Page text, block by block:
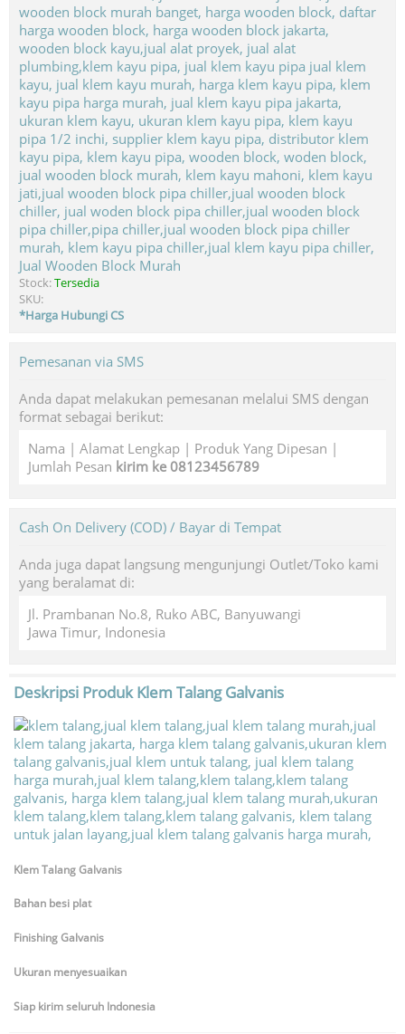
Jual Wooden Block Murah
Stock:Tersedia
SKU:
*Harga Hubungi CS
Pemesanan via SMS
Anda dapat melakukan pemesanan melalui SMS dengan
format sebagai berikut:
Nama | Alamat Lengkap | Produk Yang Dipesan |
Jumlah Pesan kirim ke 08123456789
Cash On Delivery (COD) / Bayar di Tempat
Anda juga dapat langsung mengunjungi Outlet/Toko kami
yang beralamat di:
Jl. Prambanan No.8, Ruko ABC, Banyuwangi
Jawa Timur, Indonesia
Deskripsi ProdukKlem Talang Galvanis
Klem Talang Galvanis
Bahan besi plat
Finishing Galvanis
Ukuran menyesuaikan
Siap kirim seluruh Indonesia